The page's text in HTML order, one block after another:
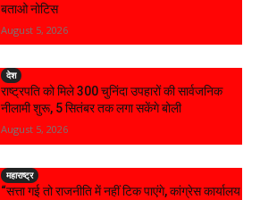
बताओ नोटिस
August 5, 2026
देश
राष्ट्रपति को मिले 300 चुनिंदा उपहारों की सार्वजनिक
नीलामी शुरू, 5 सितंबर तक लगा सकेंगे बोली
August 5, 2026
महाराष्ट्र
“सत्ता गई तो राजनीति में नहीं टिक पाएंगे, कांग्रेस कार्यालय